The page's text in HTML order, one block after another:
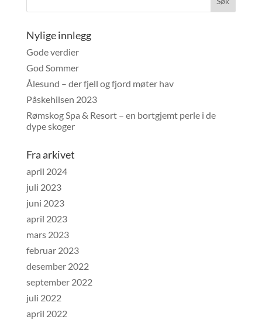
Nylige innlegg
Gode verdier
God Sommer
Ålesund – der fjell og fjord møter hav
Påskehilsen 2023
Rømskog Spa & Resort – en bortgjemt perle i de
dype skoger
Fra arkivet
april 2024
juli 2023
juni 2023
april 2023
mars 2023
februar 2023
desember 2022
september 2022
juli 2022
april 2022